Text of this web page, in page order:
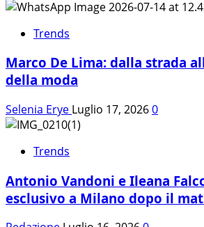
Trends
Marco De Lima: dalla strada
della moda
Selenia Erye Luglio 17, 20260
Trends
Antonio Vandoni e Ileana
esclusivo a Milano dopo il